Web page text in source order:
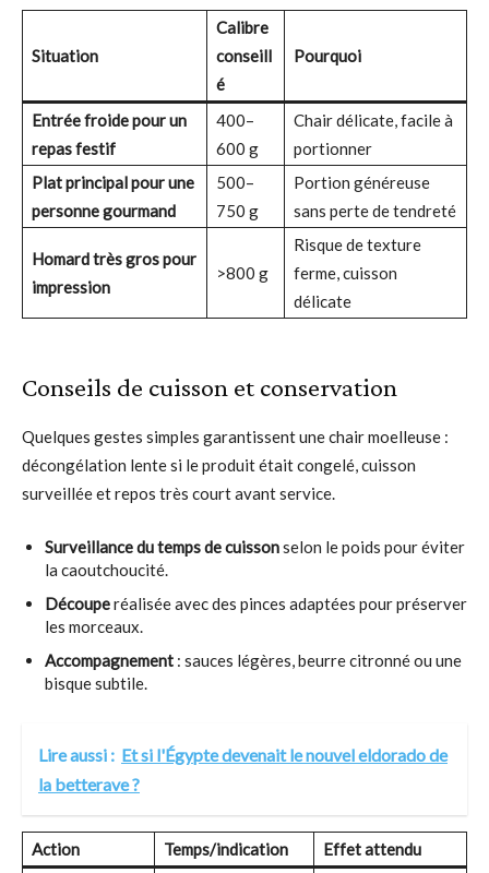
Situation
Calibre
conseill
é
Pourquoi
Entrée froide pour un
repas festif
400–
600 g
Chair délicate, facile à
portionner
Plat principal pour une
personne gourmand
500–
750 g
Portion généreuse
sans perte de tendreté
Homard très gros pour
impression
>800 g
Risque de texture
ferme, cuisson
délicate
Conseils de cuisson et conservation
Quelques gestes simples garantissent une chair moelleuse :
décongélation lente si le produit était congelé, cuisson
surveillée et repos très court avant service.
Surveillance du temps de cuissonselon le poids pour éviter
la caoutchoucité.
Découperéalisée avec des pinces adaptées pour préserver
les morceaux.
Accompagnement : sauces légères, beurre citronné ou une
bisque subtile.
Lire aussi : Et si l'Égypte devenait le nouvel eldorado de
la betterave ?
Action Temps/indication Effet attendu